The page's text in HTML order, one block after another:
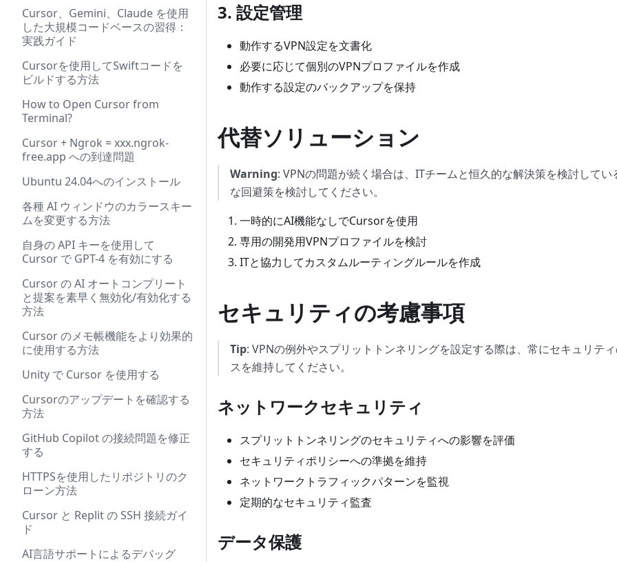
Cursor、Gemini、Claude を使用
した大規模コードベースの習得：
実践ガイド
Cursorを使用してSwiftコードを
ビルドする方法
How to Open Cursor from
Terminal?
Cursor + Ngrok = xxx.ngrok-
free.app への到達問題
Ubuntu 24.04へのインストール
各種 AI ウィンドウのカラースキー
ムを変更する方法
自身の API キーを使用して
Cursor で GPT-4 を有効にする
Cursor の AI オートコンプリート
と提案を素早く無効化/有効化する
方法
Cursor のメモ帳機能をより効果的
に使用する方法
Unity で Cursor を使用する
Cursorのアップデートを確認する
方法
GitHub Copilot の接続問題を修正
する
HTTPSを使用したリポジトリのク
ローン方法
Cursor と Replit の SSH 接続ガイ
ド
AI言語サポートによるデバッグ
3. 設定管理
動作するVPN設定を文書化
必要に応じて個別のVPNプロファイルを作成
動作する設定のバックアップを保持
代替ソリューション
Warning: VPNの問題が続く場合は、ITチームと恒久的な解決策を検討して
な回避策を検討してください。
一時的にAI機能なしでCursorを使用
専用の開発用VPNプロファイルを検討
ITと協力してカスタムルーティングルールを作成
セキュリティの考慮事項
Tip: VPNの例外やスプリットトンネリングを設定する際は、常にセキュリテ
スを維持してください。
ネットワークセキュリティ
スプリットトンネリングのセキュリティへの影響を評価
セキュリティポリシーへの準拠を維持
ネットワークトラフィックパターンを監視
定期的なセキュリティ監査
データ保護